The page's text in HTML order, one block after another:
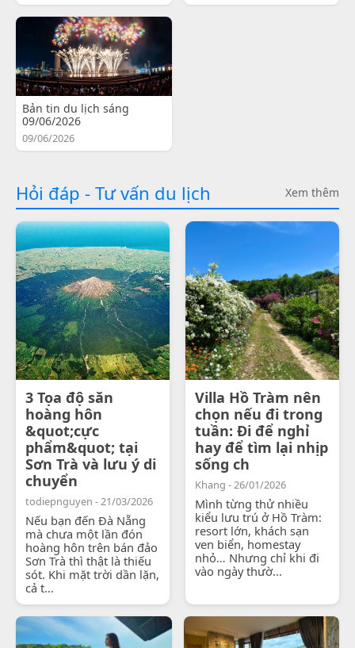
Bản tin du lịch sáng
09/06/2026
09/06/2026
Hỏi đáp - Tư vấn du lịch Xem thêm
3 Tọa độ săn
hoàng hôn
&quot;cực
phẩm&quot; tại
Sơn Trà và lưu ý di
chuyển
todiepnguyen - 21/03/2026
Nếu bạn đến Đà Nẵng
mà chưa một lần đón
hoàng hôn trên bán đảo
Sơn Trà thì thật là thiếu
sót. Khi mặt trời dần lặn,
cả t...
Villa Hồ Tràm nên
chọn nếu đi trong
tuần: Đi để nghỉ
hay để tìm lại nhịp
sống ch
Khang - 26/01/2026
Mình từng thử nhiều
kiểu lưu trú ở Hồ Tràm:
resort lớn, khách sạn
ven biển, homestay
nhỏ… Nhưng chỉ khi đi
vào ngày thườ...